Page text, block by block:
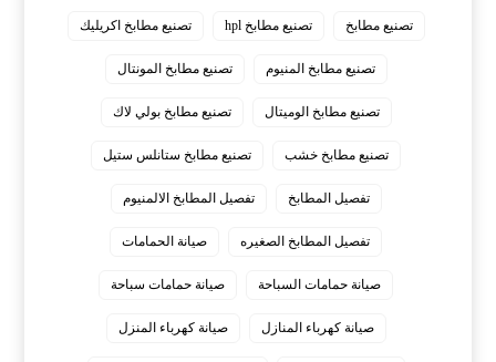
تصنيع مطابخ تصنيع مطابخ hpl تصنيع مطابخ اكريليك
تصنيع مطابخ المنيوم تصنيع مطابخ المونتال
تصنيع مطابخ الوميتال تصنيع مطابخ بولي لاك
تصنيع مطابخ خشب تصنيع مطابخ ستانلس ستيل
تفصيل المطابخ تفصيل المطابخ الالمنيوم
تفصيل المطابخ الصغيره صيانة الحمامات
صيانة حمامات السباحة صيانة حمامات سباحة
صيانة كهرباء المنازل صيانة كهرباء المنزل